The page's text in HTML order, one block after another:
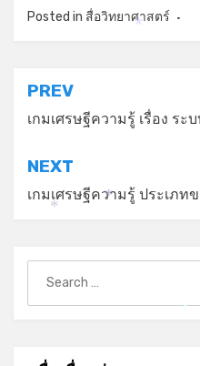
Posted in สื่อวิทยาศาสตร์
แนะแนว
เรื่อง
PREV
เกมเศรษฐีความรู้ เรื่อง ระ
NEXT
เกมเศรษฐีความรู้ ประเภท
for: